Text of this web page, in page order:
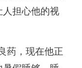
人担心他的视
，现在他正